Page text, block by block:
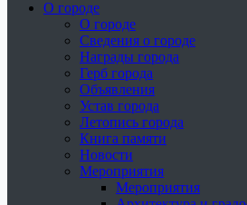
О городе
О городе
Сведения о городе
Награды города
Герб города
Объявления
Устав города
Летопись города
Книга памяти
Новости
Мероприятия
Мероприятия